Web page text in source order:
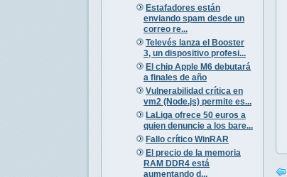
Estafadores están
enviando spam desde un
correo re...
Televés lanza el Booster
3, un dispositivo profesi...
El chip Apple M6 debutará
a finales de año
Vulnerabilidad crítica en
vm2 (Node.js) permite es...
LaLiga ofrece 50 euros a
quien denuncie a los bare...
Fallo crítico WinRAR
El precio de la memoria
RAM DDR4 está
aumentando d...